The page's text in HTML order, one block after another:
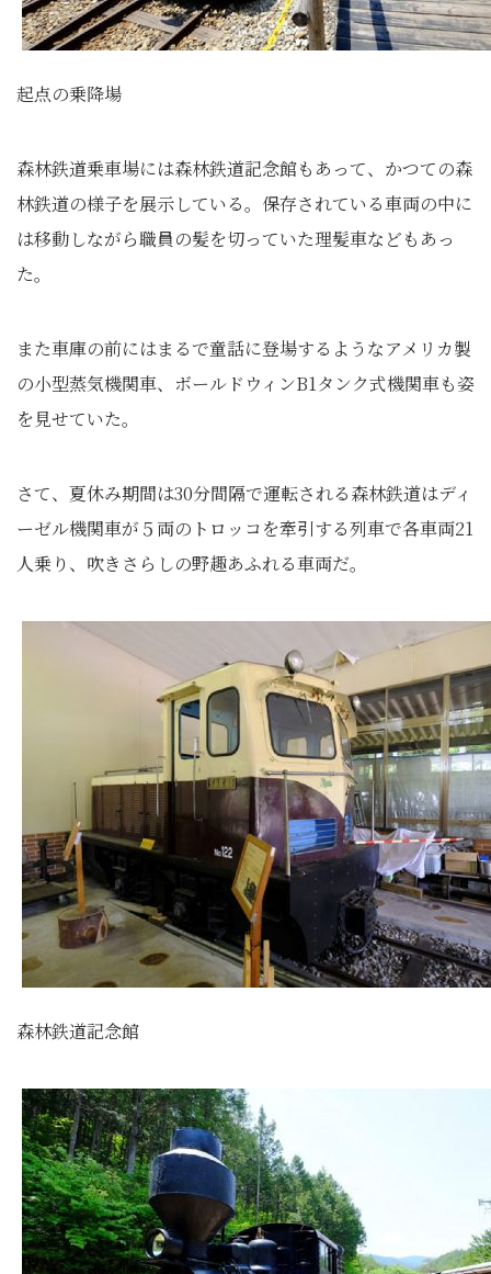
起点の乗降場
森林鉄道乗車場には森林鉄道記念館もあって、かつての森
林鉄道の様子を展示している。保存されている車両の中に
は移動しながら職員の髪を切っていた理髪車などもあっ
た。
また車庫の前にはまるで童話に登場するようなアメリカ製
の小型蒸気機関車、ボールドウィンB1タンク式機関車も姿
を見せていた。
さて、夏休み期間は30分間隔で運転される森林鉄道はディ
ーゼル機関車が５両のトロッコを牽引する列車で各車両21
人乗り、吹きさらしの野趣あふれる車両だ。
森林鉄道記念館